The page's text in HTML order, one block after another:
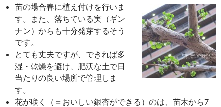
苗の場合春に植え付けを行いま
す。また、落ちている実（ギン
ナン）からも十分発芽するそう
です。
とても丈夫ですが、できれば多
湿・乾燥を避け、肥沃な土で日
当たりの良い場所で管理しま
す。
花が咲く（＝おいしい銀杏ができる）のは、苗木から7